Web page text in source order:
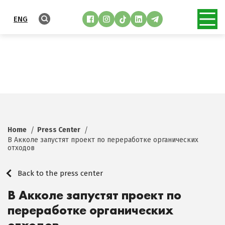
ENG
Home
Press Center
В Акколе запустят проект по переработке органических
отходов
Back to the press center
В Акколе запустят проект по
переработке органических